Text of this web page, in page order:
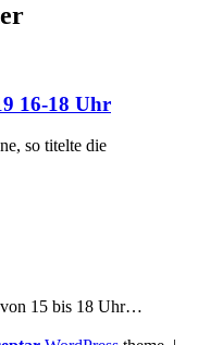
16-18 Uhr
so titelte die
von 15 bis 18 Uhr…